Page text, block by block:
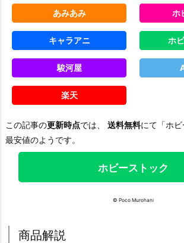
あみあみ ホ
キャラアニ ホ
駿河屋
楽天
この記事の更新時点では、 送料無料にて「ホ
最安値のようです。
ホビーストック
© Poco Murohani
商品解説